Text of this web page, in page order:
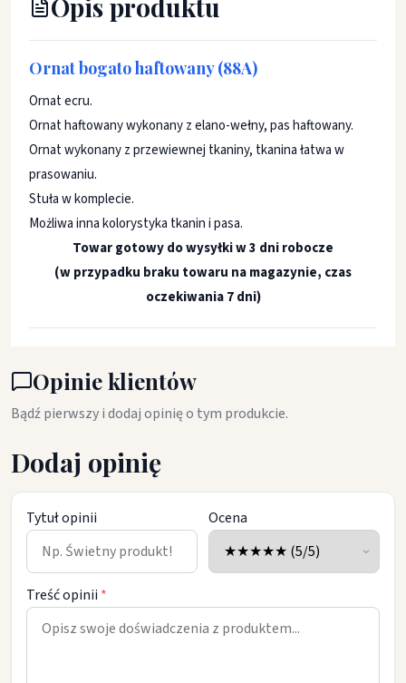
Opis produktu
Ornat bogato haftowany (88A)
Ornat ecru.
Ornat haftowany wykonany z elano-wełny, pas haftowany.
Ornat wykonany z przewiewnej tkaniny, tkanina łatwa w
prasowaniu.
Stuła w komplecie.
Możliwa inna kolorystyka tkanin i pasa.
Towar gotowy do wysyłki w 3 dni robocze
(w przypadku braku towaru na magazynie, czas
oczekiwania 7 dni)
Opinie klientów
Bądź pierwszy i dodaj opinię o tym produkcie.
Dodaj opinię
Tytuł opinii Ocena
Treść opinii *